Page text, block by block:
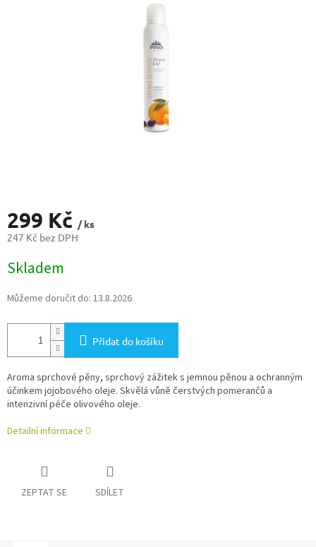
299 Kč / ks
247 Kč bez DPH
cena:
Skladem
Můžeme doručit do: 13.8.2026
Přidat do košíku
Aroma sprchové pěny, sprchový zážitek s jemnou pěnou a ochranným
účinkem jojobového oleje. Skvělá vůně čerstvých pomerančů a
intenzivní péče olivového oleje.
Detailní informace
ZEPTAT SE SDÍLET